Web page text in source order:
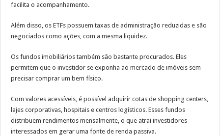
facilita o acompanhamento.
Além disso, os ETFs possuem taxas de administração reduzidas e são
negociados como ações, com a mesma liquidez.
Os fundos imobiliários também são bastante procurados. Eles
permitem que o investidor se exponha ao mercado de imóveis sem
precisar comprar um bem físico.
Com valores acessíveis, é possível adquirir cotas de shopping centers,
lajes corporativas, hospitais e centros logísticos. Esses fundos
distribuem rendimentos mensalmente, o que atrai investidores
interessados em gerar uma fonte de renda passiva.